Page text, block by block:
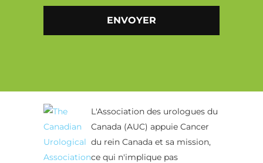
L'Association des urologues du
Canada (AUC) appuie Cancer
du rein Canada et sa mission,
ce qui n'implique pas